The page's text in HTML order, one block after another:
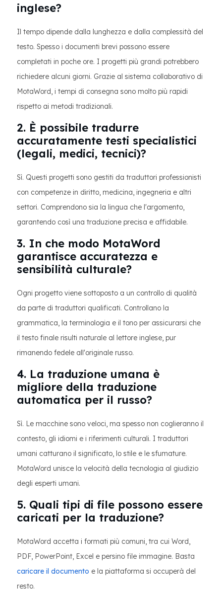
inglese?
Il tempo dipende dalla lunghezza e dalla complessità del
testo. Spesso i documenti brevi possono essere
completati in poche ore. I progetti più grandi potrebbero
richiedere alcuni giorni. Grazie al sistema collaborativo di
MotaWord, i tempi di consegna sono molto più rapidi
rispetto ai metodi tradizionali.
2. È possibile tradurre
accuratamente testi specialistici
(legali, medici, tecnici)?
Sì. Questi progetti sono gestiti da traduttori professionisti
con competenze in diritto, medicina, ingegneria e altri
settori. Comprendono sia la lingua che l'argomento,
garantendo così una traduzione precisa e affidabile.
3. In che modo MotaWord
garantisce accuratezza e
sensibilità culturale?
Ogni progetto viene sottoposto a un controllo di qualità
da parte di traduttori qualificati. Controllano la
grammatica, la terminologia e il tono per assicurarsi che
il testo finale risulti naturale al lettore inglese, pur
rimanendo fedele all'originale russo.
4. La traduzione umana è
migliore della traduzione
automatica per il russo?
Sì. Le macchine sono veloci, ma spesso non coglieranno il
contesto, gli idiomi e i riferimenti culturali. I traduttori
umani catturano il significato, lo stile e le sfumature.
MotaWord unisce la velocità della tecnologia al giudizio
degli esperti umani.
5. Quali tipi di file possono essere
caricati per la traduzione?
MotaWord accetta i formati più comuni, tra cui Word,
PDF, PowerPoint, Excel e persino file immagine. Basta
caricare il documento e la piattaforma si occuperà del
resto.